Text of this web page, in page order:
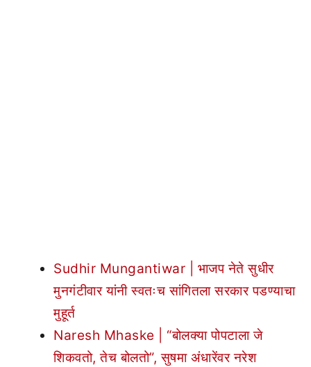
Sudhir Mungantiwar | भाजप नेते सुधीर
मुनगंटीवार यांनी स्वतःच सांगितला सरकार पडण्याचा
मुहूर्त
Naresh Mhaske | “बोलक्या पोपटाला जे
शिकवतो, तेच बोलतो”, सुषमा अंधारेंवर नरेश